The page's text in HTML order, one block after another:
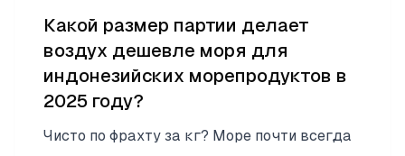
Какой размер партии делает
воздух дешевле моря для
индонезийских морепродуктов в
2025 году?
Чисто по фрахту за кг? Море почти всегда